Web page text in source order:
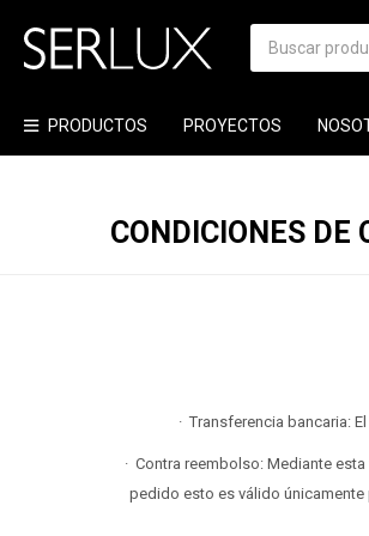
PRODUCTOS PROYECTOS
CONDICIONES DE
· Transferencia bancaria:
· Contra reembolso: Mediante
pedido esto es válido únicamente